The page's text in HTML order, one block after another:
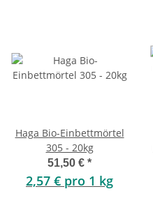
Haga Bio-Einbettmörtel
305 - 20kg
51,50 € *
2,57 € pro 1 kg